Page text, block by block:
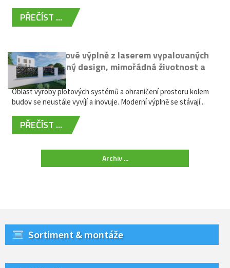
PŘEČÍST ...
Moderní plotové výplně z laserem vypalovaných
kovů: výjimečný design, mimořádná životnost a
žádná údržba
Oblast výroby plotových systémů a ohraničení prostoru kolem
budov se neustále vyvíjí a inovuje. Moderní výplně se stávají...
PŘEČÍST ...
Archiv ...
Sortiment & montáže